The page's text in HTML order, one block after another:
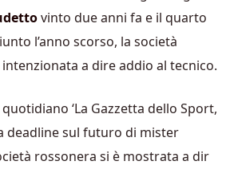
vinto due anni fa e il quarto
l’anno scorso, la società
a dire addio al tecnico.
‘La Gazzetta dello Sport,
deadline sul futuro di mister
rossonera si è mostrata a dir